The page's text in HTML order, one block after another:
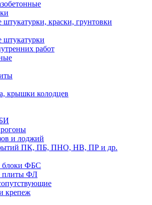
штукатурки, краски, грунтовки
штукатурки
работ
крышки колодцев
и лоджий
ПК, ПБ, ПНО, НВ, ПР и др.
блоки ФБС
плиты ФЛ
крепеж